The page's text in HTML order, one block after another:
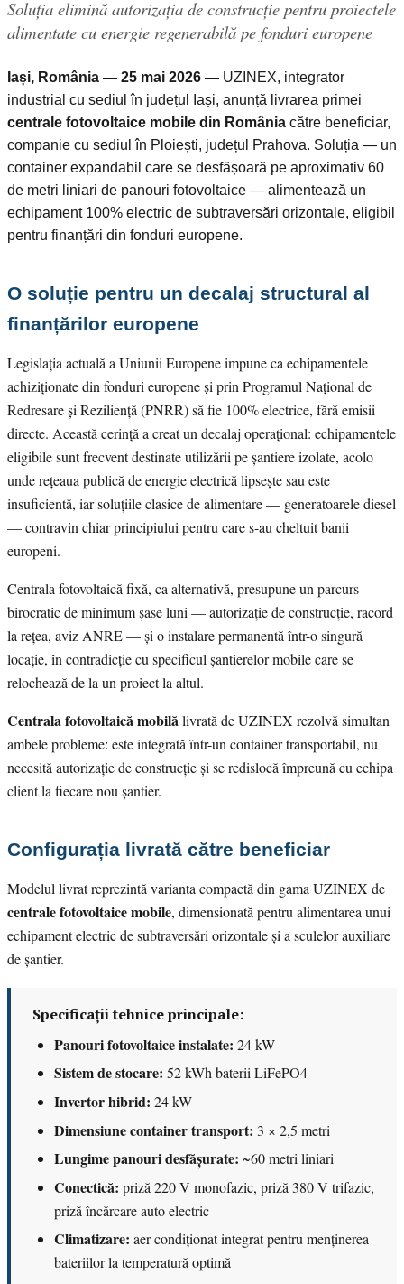
Soluția elimină autorizația de construcție pentru proiectele
alimentate cu energie regenerabilă pe fonduri europene
Iași, România — 25 mai 2026 — UZINEX, integrator
industrial cu sediul în județul Iași, anunță livrarea primei
centrale fotovoltaice mobile din România către beneficiar,
companie cu sediul în Ploiești, județul Prahova. Soluția — un
container expandabil care se desfășoară pe aproximativ 60
de metri liniari de panouri fotovoltaice — alimentează un
echipament 100% electric de subtraversări orizontale, eligibil
pentru finanțări din fonduri europene.
O soluție pentru un decalaj structural al
finanțărilor europene
Legislația actuală a Uniunii Europene impune ca echipamentele
achiziționate din fonduri europene și prin Programul Național de
Redresare și Reziliență (PNRR) să fie 100% electrice, fără emisii
directe. Această cerință a creat un decalaj operațional: echipamentele
eligibile sunt frecvent destinate utilizării pe șantiere izolate, acolo
unde rețeaua publică de energie electrică lipsește sau este
insuficientă, iar soluțiile clasice de alimentare — generatoarele diesel
— contravin chiar principiului pentru care s-au cheltuit banii
europeni.
Centrala fotovoltaică fixă, ca alternativă, presupune un parcurs
birocratic de minimum șase luni — autorizație de construcție, racord
la rețea, aviz ANRE — și o instalare permanentă într-o singură
locație, în contradicție cu specificul șantierelor mobile care se
relochează de la un proiect la altul.
Centrala fotovoltaică mobilă livrată de UZINEX rezolvă simultan
ambele probleme: este integrată într-un container transportabil, nu
necesită autorizație de construcție și se redislocă împreună cu echipa
client la fiecare nou șantier.
Configurația livrată către beneficiar
Modelul livrat reprezintă varianta compactă din gama UZINEX de
centrale fotovoltaice mobile, dimensionată pentru alimentarea unui
echipament electric de subtraversări orizontale și a sculelor auxiliare
de șantier.
Specificații tehnice principale:
Panouri fotovoltaice instalate: 24 kW
Sistem de stocare: 52 kWh baterii LiFePO4
Invertor hibrid: 24 kW
Dimensiune container transport: 3 × 2,5 metri
Lungime panouri desfășurate: ~60 metri liniari
Conectică: priză 220 V monofazic, priză 380 V trifazic,
priză încărcare auto electric
Climatizare: aer condiționat integrat pentru menținerea
bateriilor la temperatură optimă